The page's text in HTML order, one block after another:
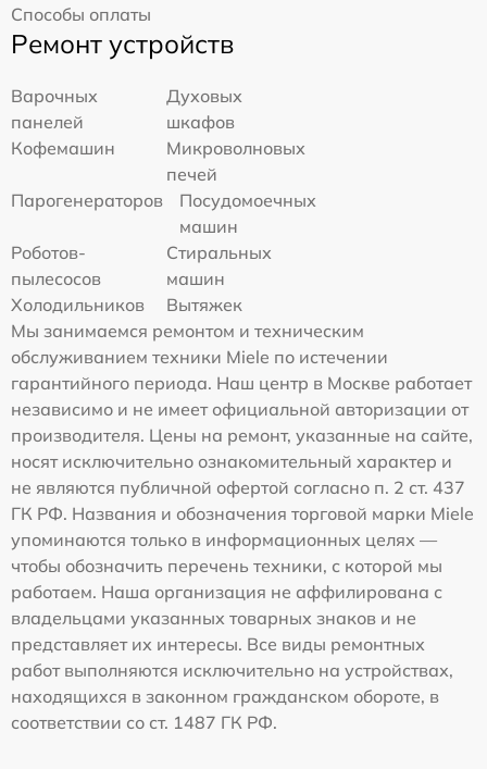
Способы оплаты
Ремонт устройств
Варочных
панелей
Духовых
шкафов
Кофемашин
Микроволновых
печей
Парогенераторов
Посудомоечных
машин
Роботов-
пылесосов
Стиральных
машин
Холодильников
Вытяжек
Мы занимаемся ремонтом и техническим
обслуживанием техники Miele по истечении
гарантийного периода. Наш центр в Москве работает
независимо и не имеет официальной авторизации от
производителя. Цены на ремонт, указанные на сайте,
носят исключительно ознакомительный характер и
не являются публичной офертой согласно п. 2 ст. 437
ГК РФ. Названия и обозначения торговой марки Miele
упоминаются только в информационных целях —
чтобы обозначить перечень техники, с которой мы
работаем. Наша организация не аффилирована с
владельцами указанных товарных знаков и не
представляет их интересы. Все виды ремонтных
работ выполняются исключительно на устройствах,
находящихся в законном гражданском обороте, в
соответствии со ст. 1487 ГК РФ.